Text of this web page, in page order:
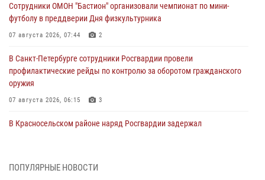
Сотрудники ОМОН "Бастион" организовали чемпионат по мини-
футболу в преддверии Дня физкультурника
07 августа 2026, 07:44 2
В Санкт-Петербурге сотрудники Росгвардии провели
профилактические рейды по контролю за оборотом гражданского
оружия
07 августа 2026, 06:15 3
В Красносельском районе наряд Росгвардии задержал
06 августа 2026, 13:39 1
ПОПУЛЯРНЫЕ НОВОСТИ